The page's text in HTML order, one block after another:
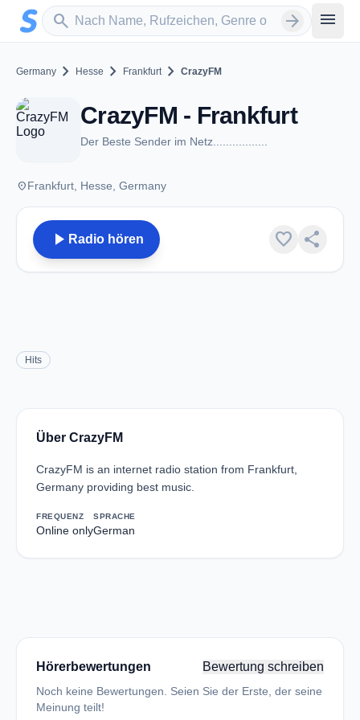
Zum Hauptinhalt springen
search
Sender suchen arrow_forward menu
Germany chevron_right Hesse chevron_right Frankfurt chevron_right CrazyFM
CrazyFM - Frankfurt
Der Beste Sender im Netz.................
placeFrankfurt, Hesse, Germany
play_arrow Radio hören favorite share
Hits
Über CrazyFM
CrazyFM is an internet radio station from Frankfurt,
Germany providing best music.
FREQUENZ
Online only
SPRACHE
German
Hörerbewertungen Bewertung schreiben
Noch keine Bewertungen. Seien Sie der Erste, der seine
Meinung teilt!